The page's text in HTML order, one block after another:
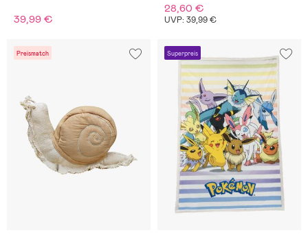
39,99 €
28,60 €
UVP: 39,99 €
Preismatch Superpreis